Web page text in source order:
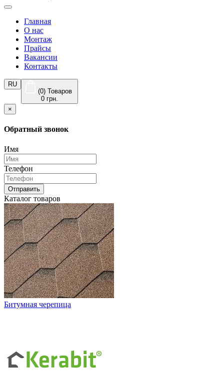
Главная
О нас
Монтаж
Прайсы
Вакансии
Контакты
RU
(0) Товаров
0 грн.
×
Обратный звонок
Имя
Телефон
Отправить
Каталог товаров
Битумная черепица